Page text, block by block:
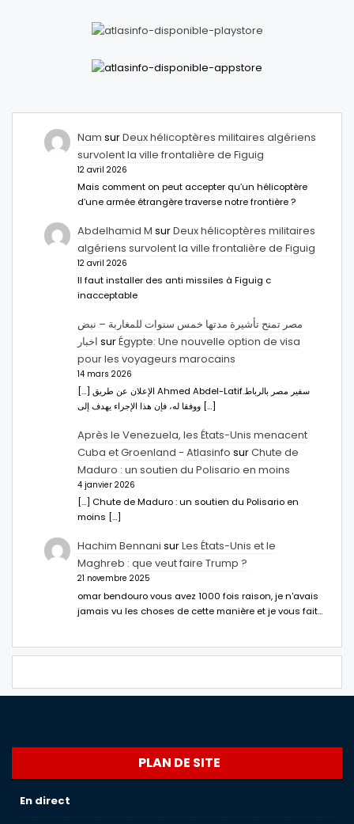
Nam surDeux hélicoptères militaires algériens
survolent la ville frontalière de Figuig
12 avril 2026
Mais comment on peut accepter qu’un hélicoptère
d’une armée étrangère traverse notre frontière ?
Abdelhamid M surDeux hélicoptères militaires
algériens survolent la ville frontalière de Figuig
12 avril 2026
Il faut installer des anti missiles à Figuig c
inacceptable
مصر تمنح تأشيرة مدتها خمس سنوات للمغاربة – نبض
اخبار surÉgypte: Une nouvelle option de visa
pour les voyageurs marocains
14 mars 2026
[…] الإعلان عن طريق Ahmed Abdel-Latifسفير مصر بالرباط.
ووفقا له، فإن هذا الإجراء يهدف إلى […]
Après le Venezuela, les États-Unis menacent
Cuba et Groenland - Atlasinfo surChute de
Maduro : un soutien du Polisario en moins
4 janvier 2026
[…] Chute de Maduro : un soutien du Polisario en
moins […]
Hachim Bennani surLes États-Unis et le
Maghreb : que veut faire Trump ?
21 novembre 2025
omar bendouro vous avez 1000 fois raison, je n'avais
jamais vu les choses de cette manière et je vous fait…
PLAN DE SITE
En direct